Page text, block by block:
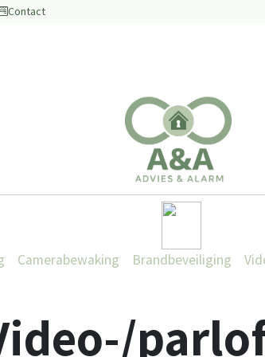
Contact
Camerabewaking Brandbeveiliging